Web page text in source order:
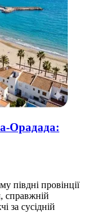
Орадада:
півдні провінції
справжній
за сусідній